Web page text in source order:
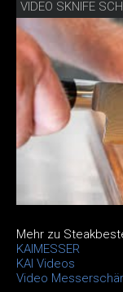
Mehr zu
KAIMESSER
KAI Videos
Video